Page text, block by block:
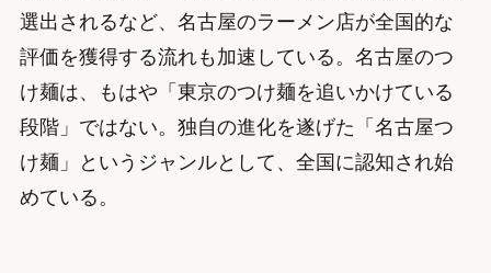
選出されるなど、名古屋のラーメン店が全国的な
評価を獲得する流れも加速している。名古屋のつ
け麺は、もはや「東京のつけ麺を追いかけている
段階」ではない。独自の進化を遂げた「名古屋つ
け麺」というジャンルとして、全国に認知され始
めている。